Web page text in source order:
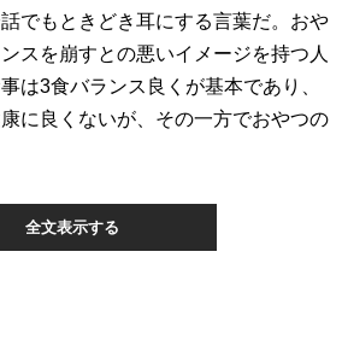
でもときどき耳にする言葉だ。おや
スを崩すとの悪いイメージを持つ人
は3食バランス良くが基本であり、
に良くないが、その一方でおやつの
全文表示する